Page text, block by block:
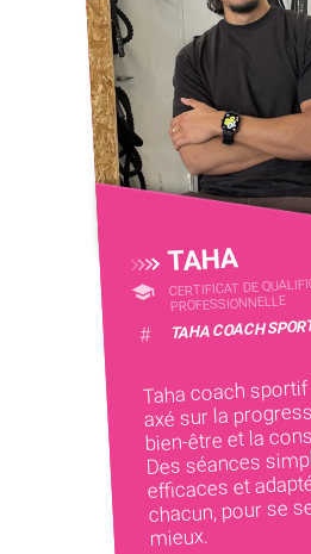
TAHA
CERTIFICAT DE
PROFESSIONNELLE
# TAHA COACH
Taha coach
axé sur la
bien-être et la
Des séances
efficaces et
chacun, pour se
mieux.